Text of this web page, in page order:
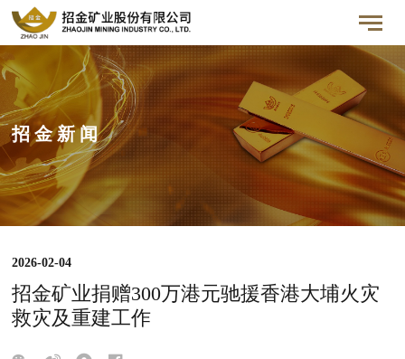
招 金 新 闻
2026-02-04
招金矿业捐赠300万港元驰援香港大埔火灾
救灾及重建工作